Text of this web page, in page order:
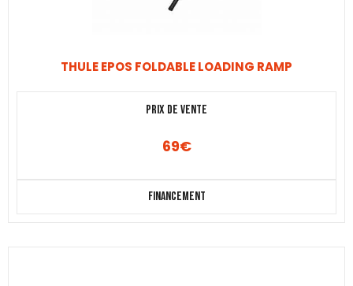
THULE EPOS FOLDABLE LOADING RAMP
Prix de vente
69€
Financement